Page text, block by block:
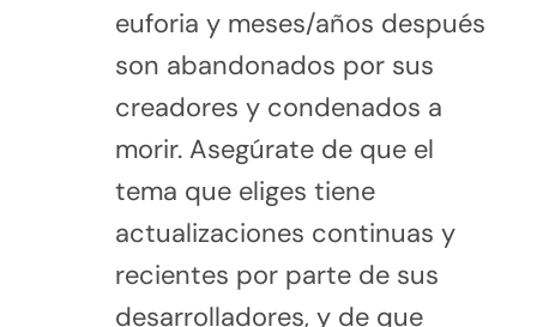
euforia y meses/años después
son abandonados por sus
creadores y condenados a
morir. Asegúrate de que el
tema que eliges tiene
actualizaciones continuas y
recientes por parte de sus
desarrolladores, y de que